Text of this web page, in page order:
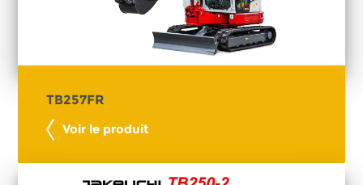
TB257FR
Voir le produit